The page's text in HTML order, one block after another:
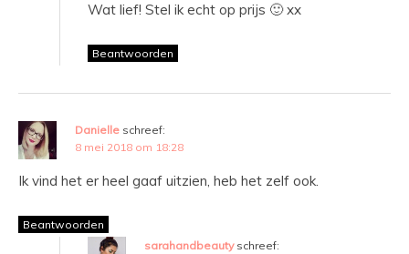
Wat lief! Stel ik echt op prijs 🙂 xx
Beantwoorden
Danielle schreef:
8 mei 2018 om 18:28
Ik vind het er heel gaaf uitzien, heb het zelf ook.
Beantwoorden
sarahandbeauty schreef: